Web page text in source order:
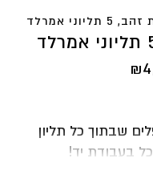
אמרלד
₪
תליונים נופלים שבתוך כל תליון
לבד או אם תרצי